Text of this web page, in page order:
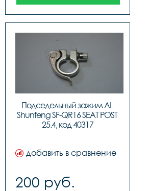
Подседельный зажим AL
Shunfeng SF-QR16 SEAT POST
25.4, код 40317
добавить в сравнение
200 руб.